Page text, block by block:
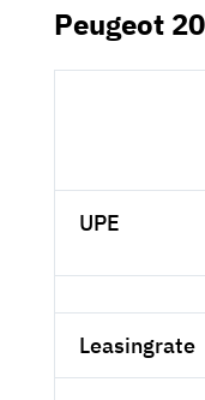
Peugeot
UPE
Leasingrate